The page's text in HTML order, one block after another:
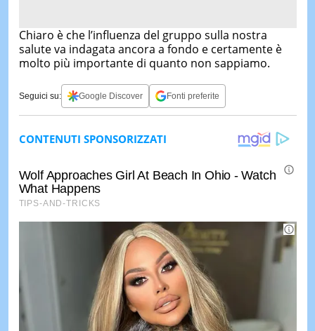
Chiaro è che l’influenza del gruppo sulla nostra
salute va indagata ancora a fondo e certamente è
molto più importante di quanto non sappiamo.
Seguici su: Google Discover Fonti preferite